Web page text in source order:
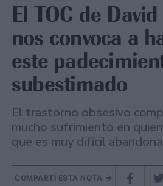
El TOC de
nos convoca a
este
subestimado
El trastorno obsesivo
mucho sufrimiento en
que es muy difícil
COMPARTÍ ESTA NOTA